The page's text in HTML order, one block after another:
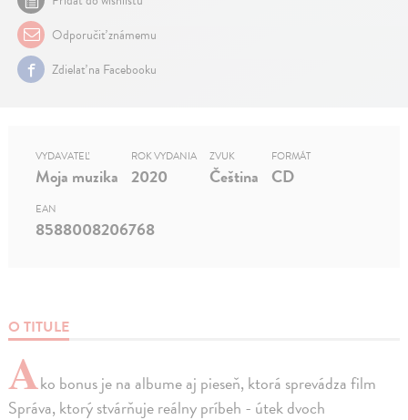
Odporučiť známemu
Zdielať na Facebooku
O TITULE
Ako bonus je na albume aj pieseň, ktorá sprevádza film
Správa, ktorý stvárňuje reálny príbeh - útek dvoch
VYDAVATEĽ
Moja muzika
ROK VYDANIA
2020
ZVUK
Čeština
FORMÁT
CD
EAN
8588008206768